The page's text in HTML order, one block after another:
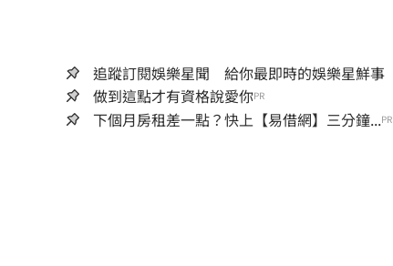
追蹤訂閱娛樂星聞 給你最即時的娛樂星鮮事
做到這點才有資格說愛你PR
下個月房租差一點？快上【易借網】三分鐘...PR